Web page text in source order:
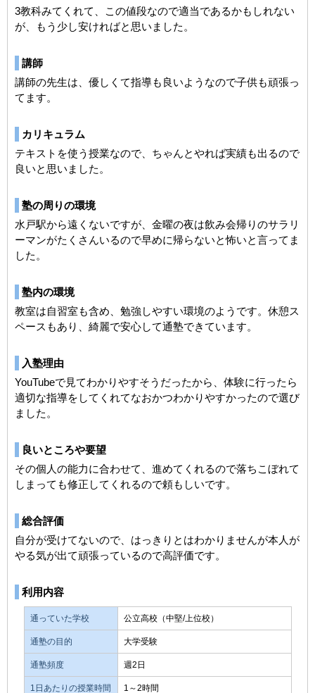
3教科みてくれて、この値段なので適当であるかもしれない
が、もう少し安ければと思いました。
講師
講師の先生は、優しくて指導も良いようなので子供も頑張っ
てます。
カリキュラム
テキストを使う授業なので、ちゃんとやれば実績も出るので
良いと思いました。
塾の周りの環境
水戸駅から遠くないですが、金曜の夜は飲み会帰りのサラリ
ーマンがたくさんいるので早めに帰らないと怖いと言ってま
した。
塾内の環境
教室は自習室も含め、勉強しやすい環境のようです。休憩ス
ペースもあり、綺麗で安心して通塾できています。
入塾理由
YouTubeで見てわかりやすそうだったから、体験に行ったら
適切な指導をしてくれてなおかつわかりやすかったので選び
ました。
良いところや要望
その個人の能力に合わせて、進めてくれるので落ちこぼれて
しまっても修正してくれるので頼もしいです。
総合評価
自分が受けてないので、はっきりとはわかりませんが本人が
やる気が出て頑張っているので高評価です。
利用内容
通っていた学校 公立高校（中堅/上位校）
通塾の目的 大学受験
通塾頻度 週2日
1日あたりの授業時間 1～2時間